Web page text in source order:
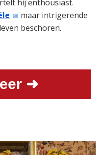
hij enthousiast.
maar intrigerende
beschoren.
➜